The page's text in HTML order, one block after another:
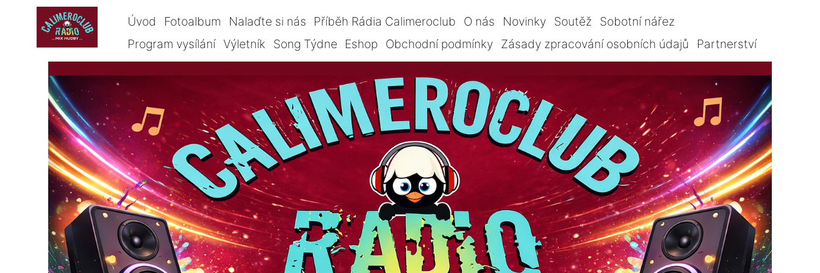
Úvod Fotoalbum Nalaďte si nás Příběh Rádia Calimeroclub O nás Novinky Soutěž
Sobotní nářez
Program vysílání Výletník Song Týdne Eshop Obchodní podmínky Zásady zpracování osobních údajů Partnerství